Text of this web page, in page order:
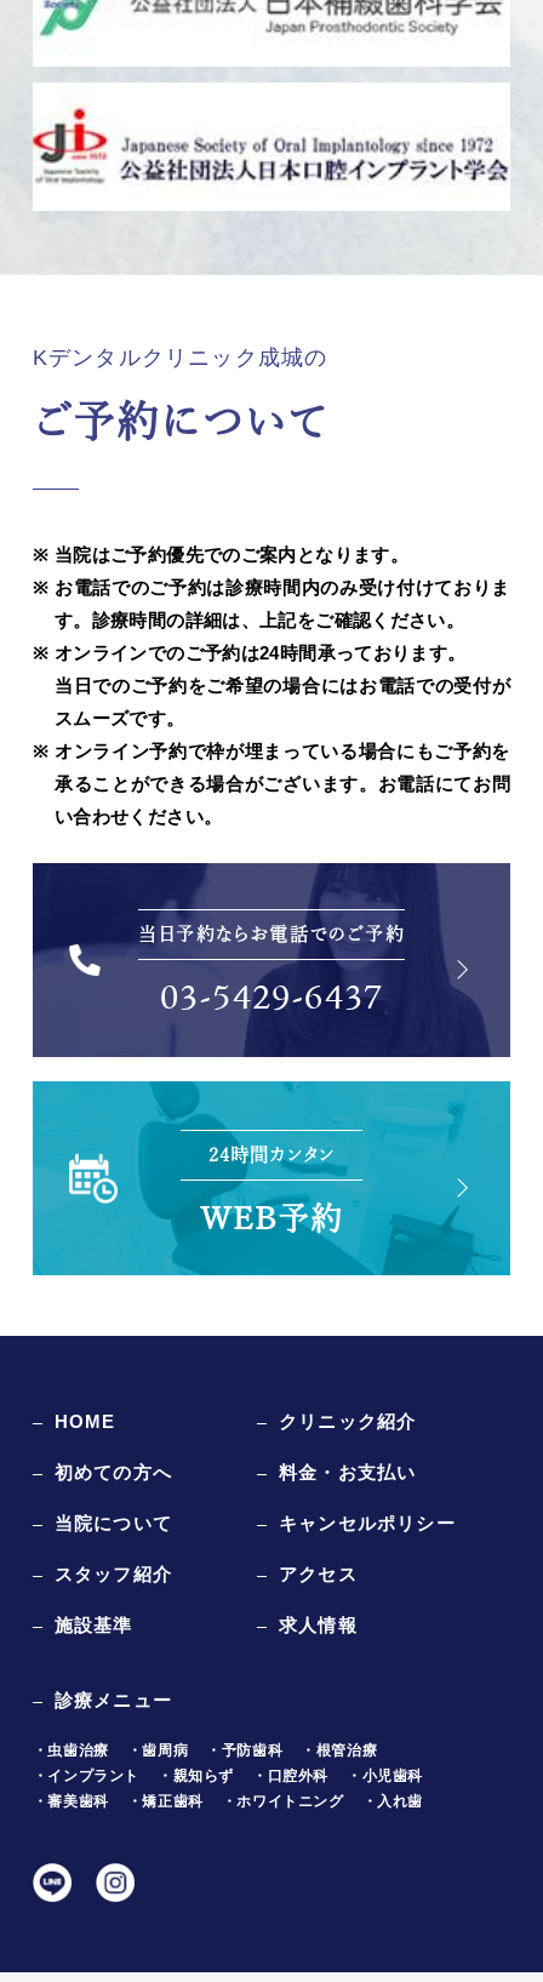
Kデンタルクリニック成城の
ご予約について
当院はご予約優先でのご案内となります。
お電話でのご予約は診療時間内のみ受け付けておりま
す。診療時間の詳細は、上記をご確認ください。
オンラインでのご予約は24時間承っております。
当日でのご予約をご希望の場合にはお電話での受付が
スムーズです。
オンライン予約で枠が埋まっている場合にもご予約を
承ることができる場合がございます。お電話にてお問
い合わせください。
当日予約ならお電話でのご予約
03-5429-6437
24時間カンタン
WEB予約
HOME
初めての方へ
当院について
スタッフ紹介
施設基準
クリニック紹介
料金・お支払い
キャンセルポリシー
アクセス
求人情報
診療メニュー
・虫歯治療 ・歯周病 ・予防歯科
・根管治療
・インプラント
・親知らず ・口腔外科
・小児歯科
・審美歯科
・矯正歯科 ・ホワイトニング ・入れ歯